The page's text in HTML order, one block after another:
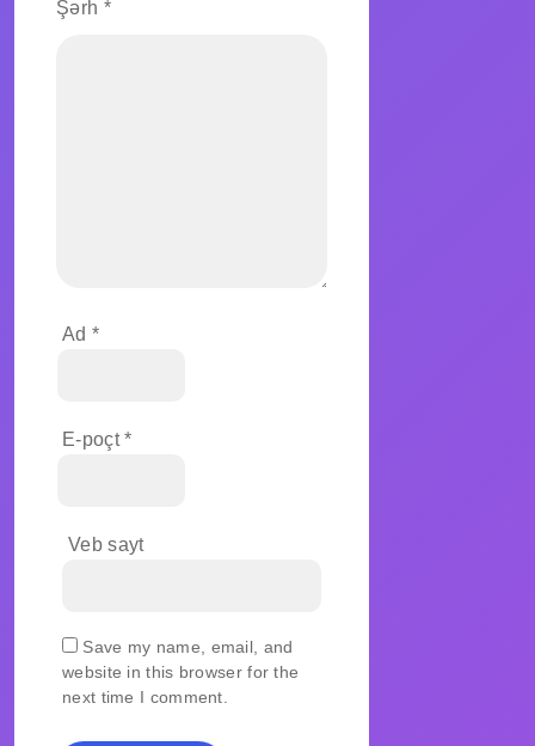
Şərh *
Ad *
E-poçt*
Veb sayt
Save my name, email, and
website in this browser for the
next time I comment.